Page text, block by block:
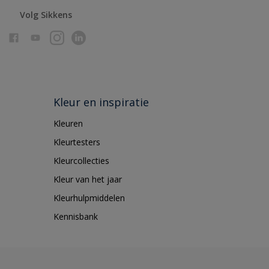
Volg Sikkens
Kleur en inspiratie
Kleuren
Kleurtesters
Kleurcollecties
Kleur van het jaar
Kleurhulpmiddelen
Kennisbank